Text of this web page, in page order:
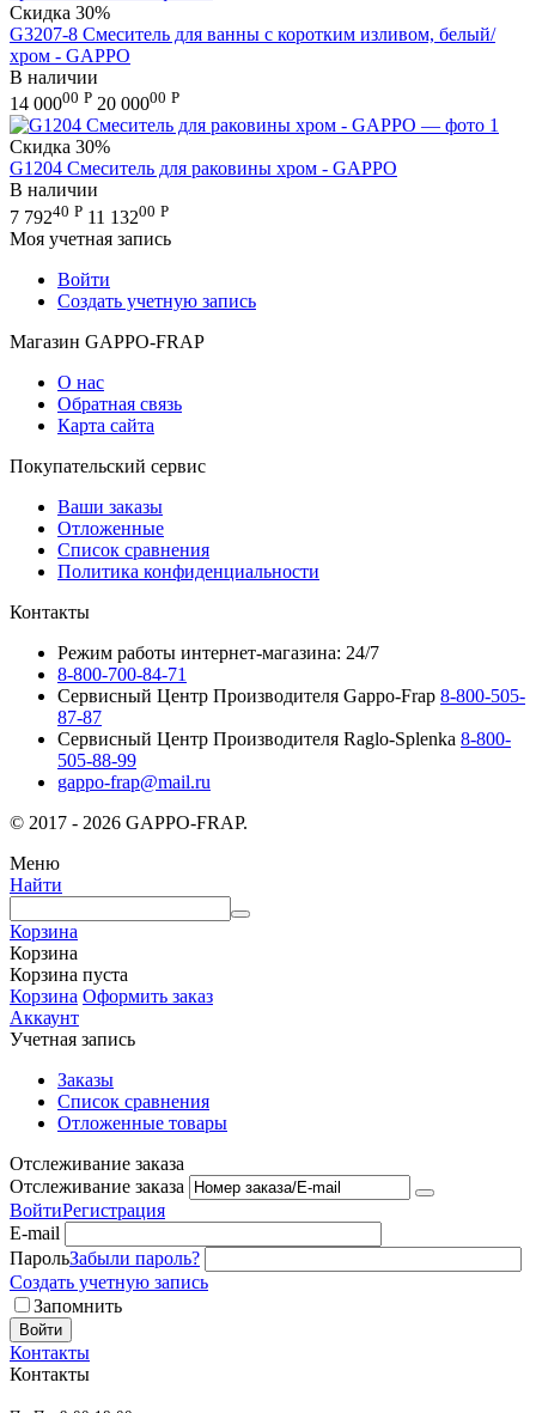
Скидка 30%
G3207-8 Смеситель для ванны с коротким изливом, белый/
хром - GAPPO
В наличии
14 00000 Р 20 00000 Р
Скидка 30%
G1204 Смеситель для раковины хром - GAPPO
В наличии
7 79240 Р 11 13200 Р
Моя учетная запись
Войти
Создать учетную запись
Магазин GAPPO-FRAP
О нас
Обратная связь
Карта сайта
Покупательский сервис
Ваши заказы
Отложенные
Список сравнения
Политика конфиденциальности
Контакты
Режим работы интернет-магазина: 24/7
8-800-700-84-71
Сервисный Центр Производителя Gappo-Frap 8-800-505-
87-87
Сервисный Центр Производителя Raglo-Splenka 8-800-
505-88-99
gappo-frap@mail.ru
© 2017 - 2026 GAPPO-FRAP.
Меню
Найти
Корзина
Корзина
Корзина пуста
Корзина Оформить заказ
Аккаунт
Учетная запись
Заказы
Список сравнения
Отложенные товары
Отслеживание заказа
Отслеживание заказа
ВойтиРегистрация
E-mail
ПарольЗабыли пароль?
Создать учетную запись
Запомнить
Войти
Контакты
Контакты